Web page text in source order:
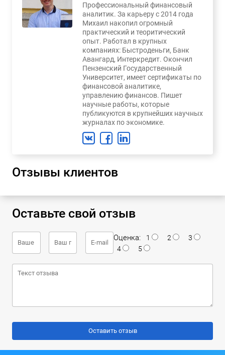
Профессиональный финансовый
аналитик. За карьеру с 2014 года
Михаил накопил огромный
практический и теоритический
опыт. Работал в крупных
компаниях: Быстроденьги, Банк
Авангард, Интеркредит. Окончил
Пензенский Государственный
Университет, имеет сертификаты по
финансовой аналитике,
управлению финансов. Пишет
научные работы, которые
публикуются в крупнейших научных
журналах по экономике.
Отзывы клиентов
Оставьте свой отзыв
Оценка: 1 2
3
4
5